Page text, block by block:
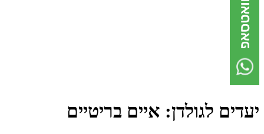
יעדים לגולדן: איים בריטיים